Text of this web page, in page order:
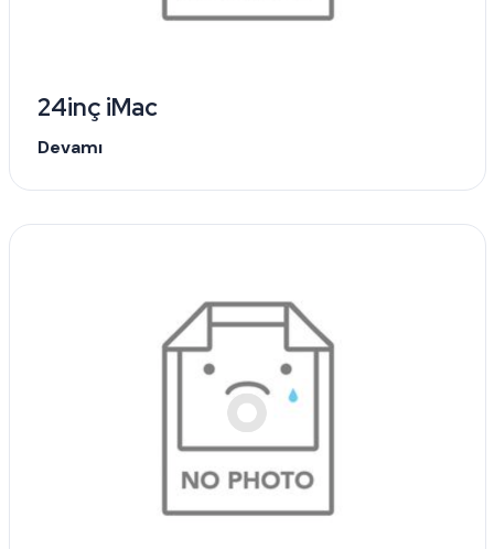
24inç iMac
Devamı